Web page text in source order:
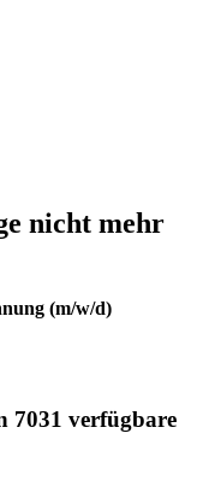
nicht mehr
(m/w/d)
7031 verfügbare